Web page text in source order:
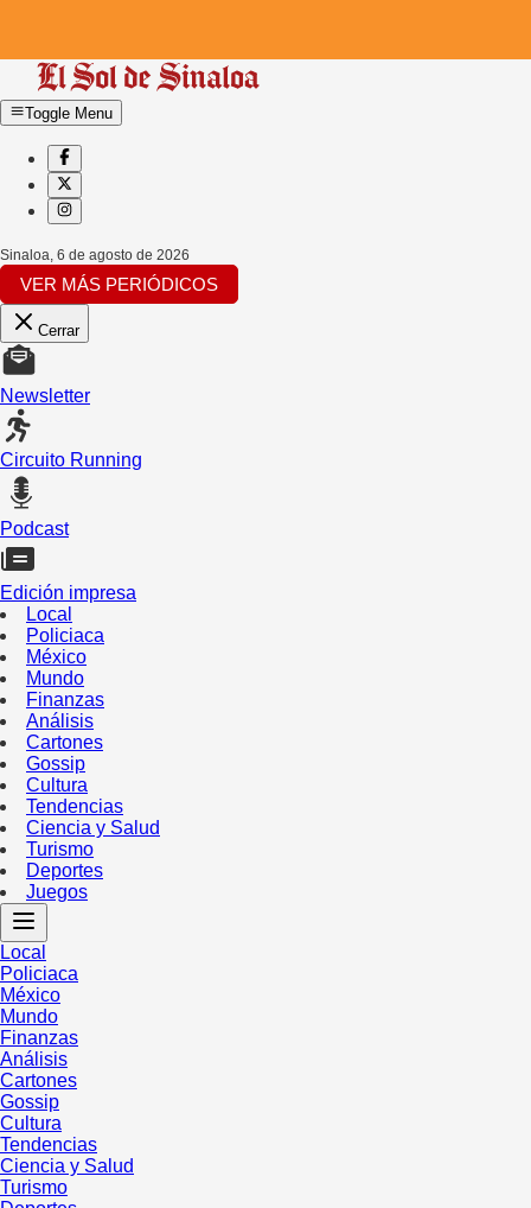
Toggle Menu
Sinaloa, 6 de agosto de 2026
VER MÁS PERIÓDICOS
Cerrar
Newsletter
Circuito Running
Podcast
Edición impresa
Local
Policiaca
México
Mundo
Finanzas
Análisis
Cartones
Gossip
Cultura
Tendencias
Ciencia y Salud
Turismo
Deportes
Juegos
Local
Policiaca
México
Mundo
Finanzas
Análisis
Cartones
Gossip
Cultura
Tendencias
Ciencia y Salud
Turismo